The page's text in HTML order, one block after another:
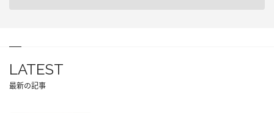
LATEST
最新の記事